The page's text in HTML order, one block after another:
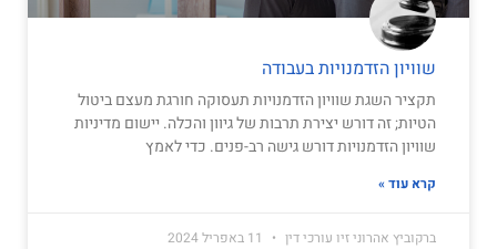
שוויון הזדמנויות בעבודה
תקציר השגת שוויון הזדמנויות תעסוקה חורגת מעצם ביטול
הטיות; זה דורש יצירת תרבות של גיוון והכלה. יישום מדיניות
שוויון הזדמנויות דורש גישה רב-פנים. כדי לאמץ
קרא עוד »
ברקוביץ אהרוני זיו עורכי דין